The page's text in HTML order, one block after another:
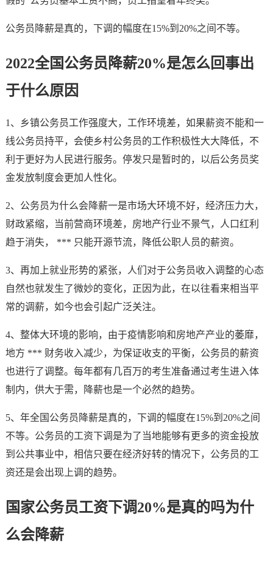
公务员降薪是真的，下调的幅度在15%到20%之间不等。
2022全国公务员降薪20%是怎么回事出
于什么原因
1、乡镇公务员工作强度大，工作环境差，如果薪资不能和一
线公务员持平，会使乡村公务员的工作积极性大大降低，不
利于更好为人民进行服务。停发只是暂时的，以后公务员奖
金发放制度会更加人性化。
2、公务员为什么会降薪一是市场大环境不好，经济压力大，
财政紧缩，当前营商环境差，房地产行业不景气，人口红利
趋于消失， *** 只能开源节流，降低公职人员的薪资。
3、再加上就业形势的紧张，人们对于公务员收入调整的心态
自然也就发生了微妙的变化，正因为此，在以往看来相当平
常的调薪，如今也会引起广泛关注。
4、整体大环境的影响，由于疫情影响和房地产产业的萎靡，
地方 *** 财务收入减少，为保证收支的平衡，公务员的薪资
也进行了调整。每年都有几百万的考生准备通过考生进入体
制内，供大于需，降薪也是一个必然的趋势。
5、年全国公务员降薪是真的，下调的幅度在15%到20%之间
不等。公务员的工资下调是为了当地能够有更多的资金投放
到公共事业中，相信只要在经济好转的情况下，公务员的工
资还是会出现上调的趋势。
国家公务员工资下调20%是真的吗为什
么会降薪